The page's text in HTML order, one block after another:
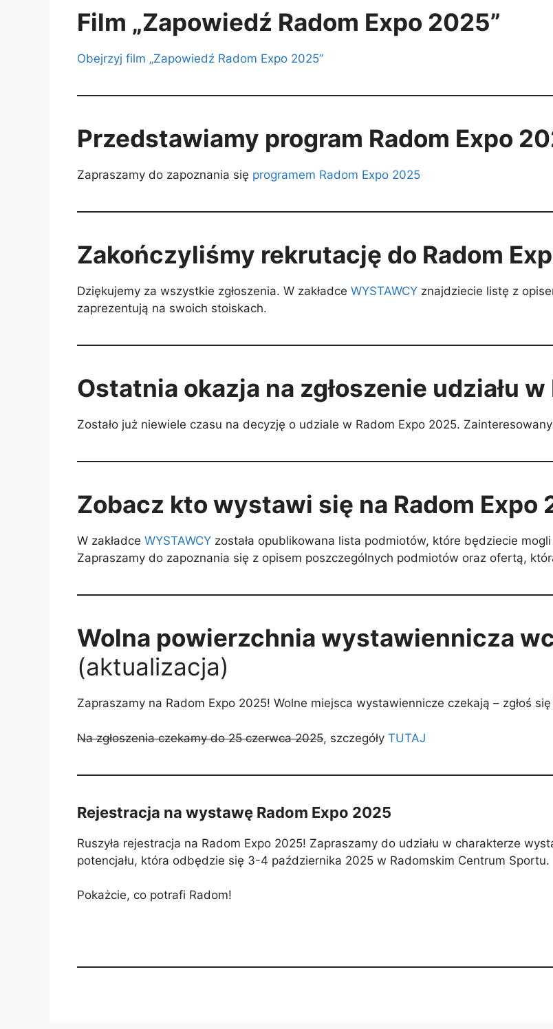
Film „Zapowiedź Radom Expo 2025”
Obejrzyj film „Zapowiedź Radom Expo 2025”
Przedstawiamy program Radom Expo
Zapraszamy do zapoznania się programem Radom Expo 2025
Zakończyliśmy rekrutację do Radom
Dziękujemy za wszystkie zgłoszenia. W zakładce WYSTAWCY znajdziecie listę z
zaprezentują na swoich stoiskach.
Ostatnia okazja na zgłoszenie udziału
Zostało już niewiele czasu na decyzję o udziale w Radom Expo 2025.
Zobacz kto wystawi się na Radom Expo
W zakładce WYSTAWCY została opublikowana lista podmiotów, które będziecie
Zapraszamy do zapoznania się z opisem poszczególnych podmiotów oraz ofertą,
Wolna powierzchnia wystawiennicza
(aktualizacja)
Zapraszamy na Radom Expo 2025! Wolne miejsca wystawiennicze czekają – zgłoś
Na zgłoszenia czekamy do 25 czerwca 2025, szczegóły TUTAJ
Rejestracja na wystawę Radom Expo 2025
Ruszyła rejestracja na Radom Expo 2025! Zapraszamy do udziału w charakterze
potencjału, która odbędzie się 3-4 października 2025 w Radomskim Centrum Sportu.
Pokażcie, co potrafi Radom!